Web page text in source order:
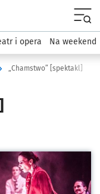
Wydarzenia
i opera Na weekend
„Chamstwo” [spektakl]